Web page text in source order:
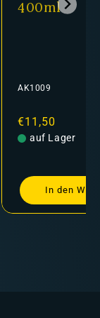
AP-WP3001
Normaler
Preis
€3,69
auf Lager
In den